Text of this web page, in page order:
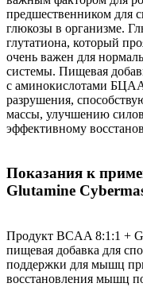
предшественником для
глюкозы в организме.
глутатиона, который
очень важен для
системы. Пищевая
с аминокислотами
разрушения,
массы, улучшению
эффективному
Показания к
Glutamine
Продукт BCAA 8:1:1 +
пищевая добавка для
поддержки для мышц
восстановления мышц